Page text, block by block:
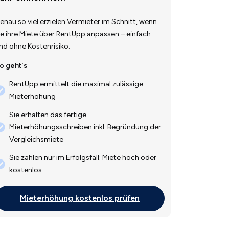
so viel erzielen Vermieter im Schnitt, wenn
ihre Miete über RentUpp anpassen – einfach
ohne Kostenrisiko.
geht's
RentUpp ermittelt die maximal zulässige
Mieterhöhung
Sie erhalten das fertige
Mieterhöhungsschreiben inkl. Begründung der
Vergleichsmiete
Sie zahlen nur im Erfolgsfall: Miete hoch oder
kostenlos
Mieterhöhung kostenlos prüfen